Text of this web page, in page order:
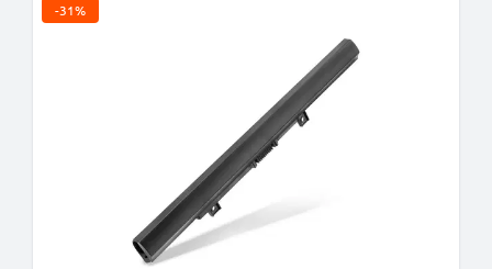
-31%